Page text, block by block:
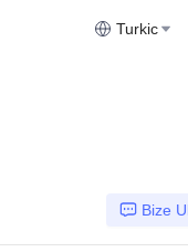
Turkic
Bize